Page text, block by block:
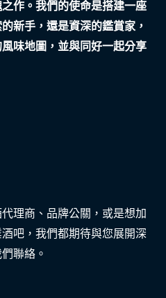
作。我們的使命是搭建一座
新手，還是資深的鑑賞家，
味地圖，並與同好一起分享
理商、品牌公關，或是想加
吧，我們都期待與您展開深
聯絡。